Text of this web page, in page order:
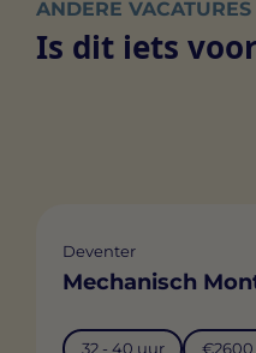
ANDERE VACATURES
Is dit iets
Deventer
Mechanisch
32 - 40 uur €2600